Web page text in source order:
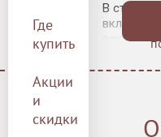
Где
купить
Акции
и
скидки
В
эскизу,
2 шт.
росписью.
фигурок,